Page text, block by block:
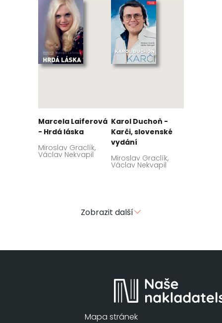
Marcela Laiferová
- Hrdá láska
Miroslav Graclík,
Václav Nekvapil
Karol Duchoň -
Karči, slovenské
vydání
Miroslav Graclík,
Václav Nekvapil
Zobrazit další
Mapa stránek